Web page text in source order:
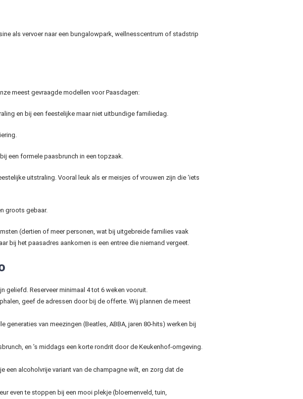
als vervoer naar een bungalowpark, wellnesscentrum of stadstrip
meest gevraagde modellen voor Paasdagen:
en bij een feestelijke maar niet uitbundige familiedag.
een formele paasbrunch in een topzaak.
uitstraling. Vooral leuk als er meisjes of vrouwen zijn die ‘iets
groots gebaar.
(dertien of meer personen, wat bij uitgebreide families vaak
bij het paasadres aankomen is een entree die niemand vergeet.
geliefd. Reserveer minimaal 4 tot 6 weken vooruit.
geef de adressen door bij de offerte. Wij plannen de meest
generaties van meezingen (Beatles, ABBA, jaren 80-hits) werken bij
en ’s middags een korte rondrit door de Keukenhof-omgeving.
een alcoholvrije variant van de champagne wilt, en zorg dat de
even te stoppen bij een mooi plekje (bloemenveld, tuin,